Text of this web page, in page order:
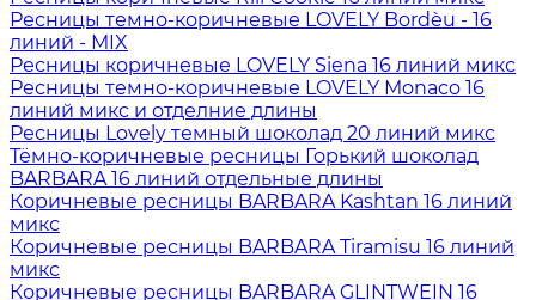
Ресницы темно-коричневые LOVELY Bordèu - 16
линий - MIX
Ресницы коричневые LOVELY Siena 16 линий микс
Ресницы темно-коричневые LOVELY Monaco 16
линий микс и отделние длины
Ресницы Lovely темный шоколад 20 линий микс
Тёмно-коричневые ресницы Горький шоколад
BARBARA 16 линий отдельные длины
Коричневые ресницы BARBARA Kashtan 16 линий
микс
Коричневые ресницы BARBARA Tiramisu 16 линий
микс
Коричневые ресницы BARBARA GLINTWEIN 16